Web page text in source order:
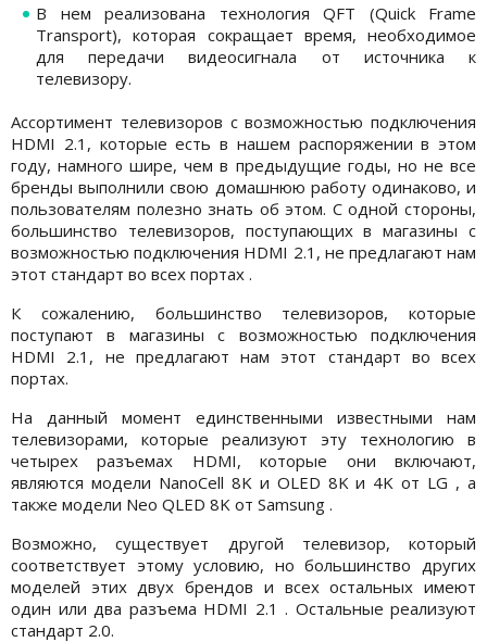
В нем реализована технология QFT (Quick Frame
Transport), которая сокращает время, необходимое
для передачи видеосигнала от источника к
телевизору.
Ассортимент телевизоров с возможностью подключения
HDMI 2.1, которые есть в нашем распоряжении в этом
году, намного шире, чем в предыдущие годы, но не все
бренды выполнили свою домашнюю работу одинаково, и
пользователям полезно знать об этом. С одной стороны,
большинство телевизоров, поступающих в магазины с
возможностью подключения HDMI 2.1, не предлагают нам
этот стандарт во всех портах .
К сожалению, большинство телевизоров, которые
поступают в магазины с возможностью подключения
HDMI 2.1, не предлагают нам этот стандарт во всех
портах.
На данный момент единственными известными нам
телевизорами, которые реализуют эту технологию в
четырех разъемах HDMI, которые они включают,
являются модели NanoCell 8K и OLED 8K и 4K от LG , а
также модели Neo QLED 8K от Samsung .
Возможно, существует другой телевизор, который
соответствует этому условию, но большинство других
моделей этих двух брендов и всех остальных имеют
один или два разъема HDMI 2.1 . Остальные реализуют
стандарт 2.0.